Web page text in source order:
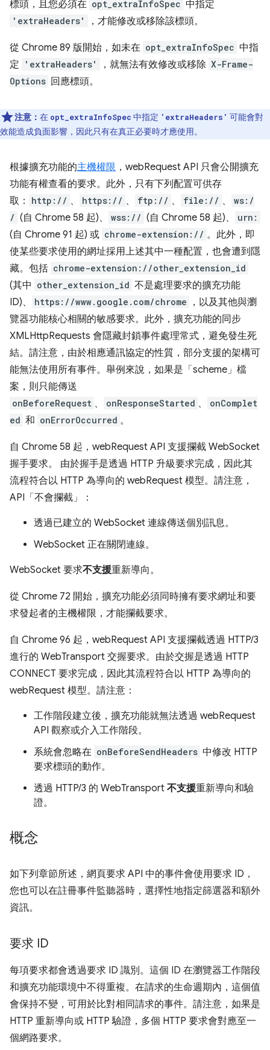
標頭，且您必須在 opt_extraInfoSpec 中指定
'extraHeaders' ，才能修改或移除該標頭。
從 Chrome 89 版開始，如未在 opt_extraInfoSpec 中指
定
'extraHeaders' ，就無法有效修改或移除 X-Frame-
Options 回應標頭。
注意： 在 opt_extraInfoSpec 中指定 'extraHeaders' 可能會對
效能造成負面影響，因此只有在真正必要時才應使用。
根據擴充功能的主機權限 ，webRequest API 只會公開擴充
功能有權查看的要求。此外，只有下列配置可供存
取：
http:// 、 https:// 、 ftp:// 、 file:// 、
ws:/
/ (自 Chrome 58 起)、 wss:// (自 Chrome 58 起)、 urn:
(自 Chrome 91 起) 或 chrome-extension:// 。此外，即
使某些要求使用的網址採用上述其中一種配置，也會遭到隱
藏。包括 chrome-extension://other_extension_id
(其中 other_extension_id 不是處理要求的擴充功能
ID)、
https://www.google.com/chrome
，以及其他與瀏
覽器功能核心相關的敏感要求。此外，擴充功能的同步
XMLHttpRequests 會隱藏封鎖事件處理常式，避免發生死
結。請注意，由於相應通訊協定的性質，部分支援的架構可
能無法使用所有事件。舉例來說，如果是「scheme」檔
案，則只能傳送
onBeforeRequest 、 onResponseStarted 、
onComplet
ed 和 onErrorOccurred 。
自 Chrome 58 起，webRequest API 支援攔截 WebSocket
握手要求。 由於握手是透過 HTTP 升級要求完成，因此其
流程符合以 HTTP 為導向的 webRequest 模型。請注意，
API「不會攔截」
：
透過已建立的 WebSocket 連線傳送個別訊息。
WebSocket 正在關閉連線。
WebSocket 要求不支援重新導向。
從 Chrome 72 開始，擴充功能必須同時擁有要求網址和要
求發起者的主機權限，才能攔截要求。
自 Chrome 96 起，webRequest API 支援攔截透過 HTTP/3
進行的 WebTransport 交握要求。由於交握是透過 HTTP
CONNECT 要求完成，因此其流程符合以 HTTP 為導向的
webRequest 模型。請注意：
工作階段建立後，擴充功能就無法透過 webRequest
API 觀察或介入工作階段。
系統會忽略在 onBeforeSendHeaders 中修改 HTTP
要求標頭的動作。
透過 HTTP/3 的 WebTransport 不支援重新導向和驗
證。
概念
如下列章節所述，網頁要求 API 中的事件會使用要求 ID，
您也可以在註冊事件監聽器時，選擇性地指定篩選器和額外
資訊。
要求 ID
每項要求都會透過要求 ID 識別。這個 ID 在瀏覽器工作階段
和擴充功能環境中不得重複。在請求的生命週期內，這個值
會保持不變，可用於比對相同請求的事件。請注意，如果是
HTTP 重新導向或 HTTP 驗證，多個 HTTP 要求會對應至一
個網路要求。